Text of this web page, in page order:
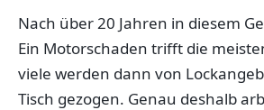
Nach über 20 Jahren in diesem
Ein Motorschaden trifft die
viele werden dann von
Tisch gezogen. Genau deshalb